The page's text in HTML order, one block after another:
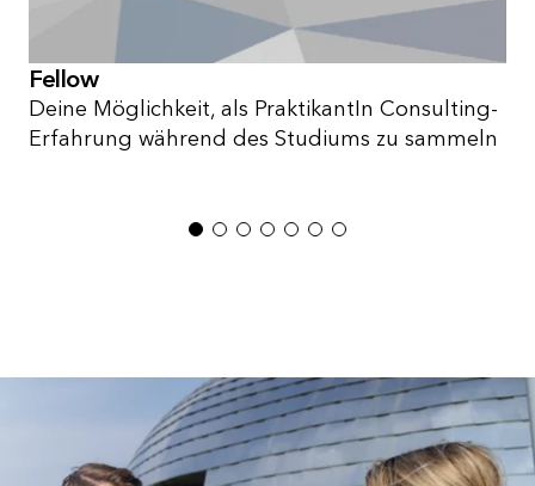
Fellow
Deine Möglichkeit, als PraktikantIn Consulting-
Erfahrung während des Studiums zu sammeln
1 2 3 4 5 6 7